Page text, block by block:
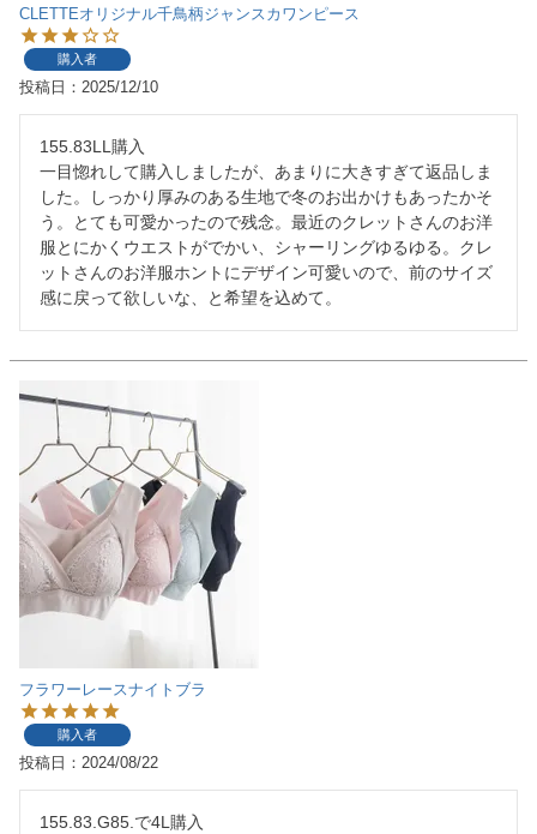
CLETTEオリジナル千鳥柄ジャンスカワンピース
購入者
投稿日 2025/12/10
155.83LL購入
一目惚れして購入しましたが、あまりに大きすぎて返品しま
した。しっかり厚みのある生地で冬のお出かけもあったかそ
う。とても可愛かったので残念。最近のクレットさんのお洋
服とにかくウエストがでかい、シャーリングゆるゆる。クレ
ットさんのお洋服ホントにデザイン可愛いので、前のサイズ
感に戻って欲しいな、と希望を込めて。
フラワーレースナイトブラ
購入者
投稿日 2024/08/22
155.83.G85.で4L購入